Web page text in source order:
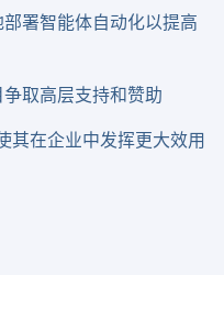
署智能体自动化以提高
取高层支持和赞助
其在企业中发挥更大效用